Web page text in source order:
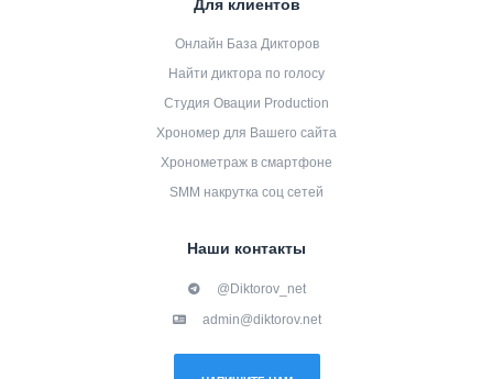
Для клиентов
Онлайн База Дикторов
Найти диктора по голосу
Студия Овации Production
Хрономер для Вашего сайта
Хронометраж в смартфоне
SMM накрутка соц сетей
Наши контакты
@Diktorov_net
admin@diktorov.net